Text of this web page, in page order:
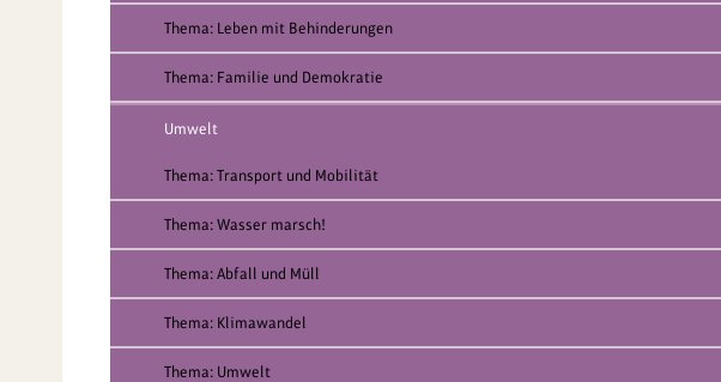
Thema: Leben mit Behinderungen
Thema: Familie und Demokratie
Umwelt
Thema: Transport und Mobilität
Thema: Wasser marsch!
Thema: Abfall und Müll
Thema: Klimawandel
Thema: Umwelt